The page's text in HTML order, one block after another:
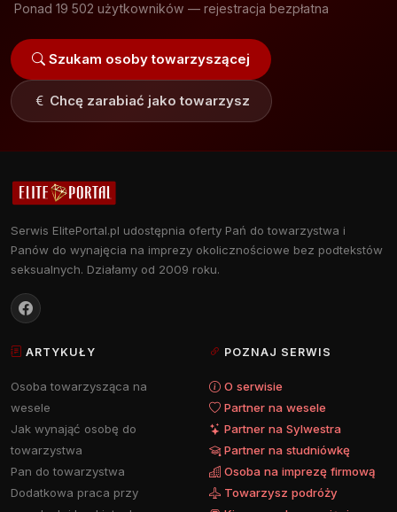
Ponad 19 502 użytkowników — rejestracja bezpłatna
Szukam osoby towarzyszącej
Chcę zarabiać jako towarzysz
Serwis ElitePortal.pl udostępnia oferty Pań do towarzystwa i
Panów do wynajęcia na imprezy okolicznościowe bez podtekstów
seksualnych. Działamy od 2009 roku.
ARTYKUŁY
Osoba towarzysząca na
wesele
Jak wynająć osobę do
towarzystwa
Pan do towarzystwa
Dodatkowa praca przy
POZNAJ SERWIS
O serwisie
Partner na wesele
Partner na Sylwestra
Partner na studniówkę
Osoba na imprezę firmową
Towarzysz podróży